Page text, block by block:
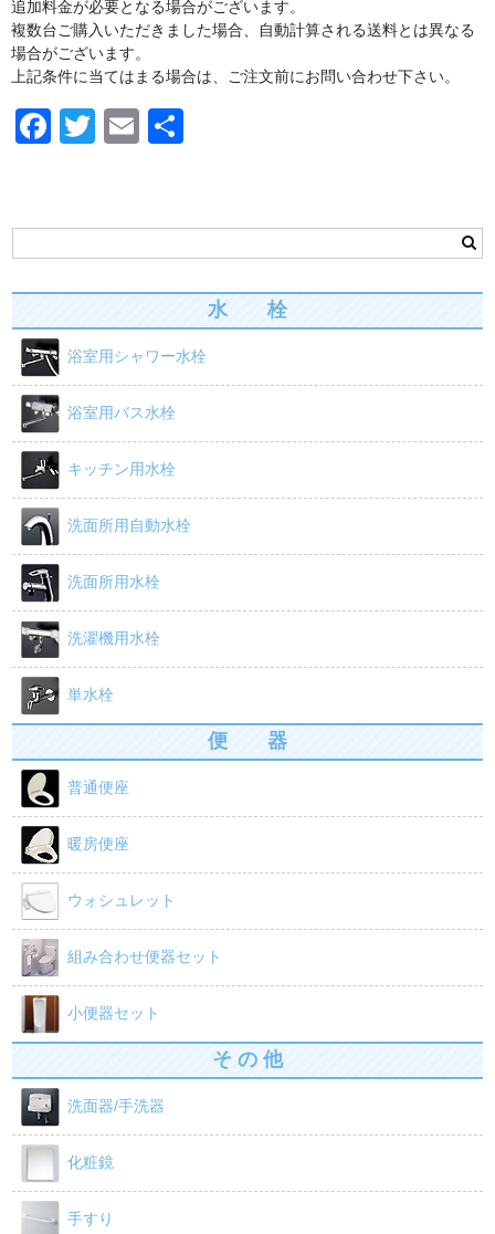
浴槽/バスタブ
商品カテゴリー
カート
お問い合わせ
追加料金が必要となる場合がございます。
複数台ご購入いただきました場合、自動計算される送料とは異なる
場合がございます。
上記条件に当てはまる場合は、ご注文前にお問い合わせ下さい。
F
e
b
o
o
k
T
er
E
水 栓
浴室用シャワー水栓
浴室用バス水栓
キッチン用水栓
洗面所用自動水栓
洗面所用水栓
洗濯機用水栓
単水栓
便 器
普通便座
暖房便座
ウォシュレット
組み合わせ便器セット
小便器セット
そ の 他
洗面器/手洗器
化粧鏡
手すり